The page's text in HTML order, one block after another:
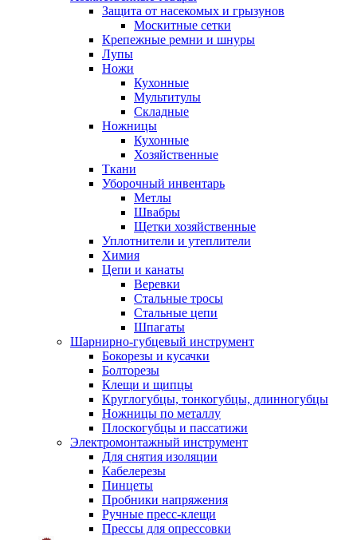
Защита от насекомых и грызунов
Москитные сетки
Крепежные ремни и шнуры
Лупы
Ножи
Кухонные
Мультитулы
Складные
Ножницы
Кухонные
Хозяйственные
Ткани
Уборочный инвентарь
Метлы
Швабры
Щетки хозяйственные
Уплотнители и утеплители
Химия
Цепи и канаты
Веревки
Стальные тросы
Стальные цепи
Шпагаты
Шарнирно-губцевый инструмент
Бокорезы и кусачки
Болторезы
Клещи и щипцы
Круглогубцы, тонкогубцы, длинногубцы
Ножницы по металлу
Плоскогубцы и пассатижи
Электромонтажный инструмент
Для снятия изоляции
Кабелерезы
Пинцеты
Пробники напряжения
Ручные пресс-клещи
Прессы для опрессовки